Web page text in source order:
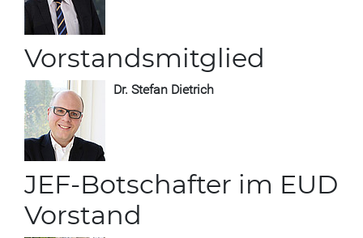
Vorstandsmitglied
Dr. Stefan Dietrich
JEF-Botschafter im EUD
Vorstand